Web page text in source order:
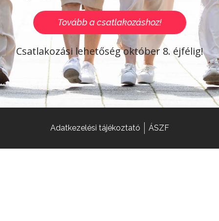
Tovább a csatlakozáshoz!
Csatlakozási lehetőség október 8. éjfélig!
Adatkezelési tájékoztató ÁSZF